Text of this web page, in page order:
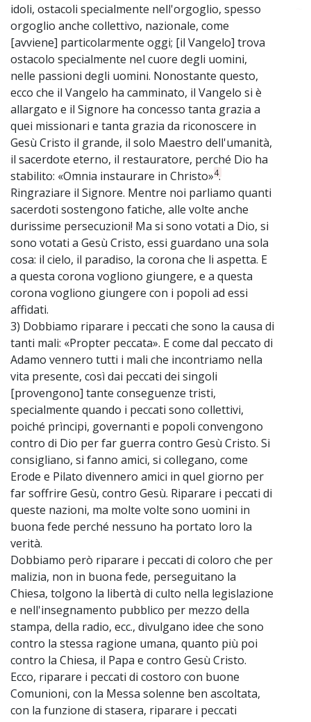
idoli, ostacoli specialmente nell'orgoglio, spesso
orgoglio anche collettivo, nazionale, come
[avviene] particolarmente oggi; [il Vangelo] trova
ostacolo specialmente nel cuore degli uomini,
nelle passioni degli uomini. Nonostante questo,
ecco che il Vangelo ha camminato, il Vangelo si è
allargato e il Signore ha concesso tanta grazia a
quei missionari e tanta grazia da riconoscere in
Gesù Cristo il grande, il solo Maestro dell'umanità,
il sacerdote eterno, il restauratore, perché Dio ha
stabilito: «Omnia instaurare in Christo»4.
Ringraziare il Signore. Mentre noi parliamo quanti
sacerdoti sostengono fatiche, alle volte anche
durissime persecuzioni! Ma si sono votati a Dio, si
sono votati a Gesù Cristo, essi guardano una sola
cosa: il cielo, il paradiso, la corona che li aspetta. E
a questa corona vogliono giungere, e a questa
corona vogliono giungere con i popoli ad essi
affidati.
3) Dobbiamo riparare i peccati che sono la causa di
tanti mali: «Propter peccata». E come dal peccato di
Adamo vennero tutti i mali che incontriamo nella
vita presente, così dai peccati dei singoli
[provengono] tante conseguenze tristi,
specialmente quando i peccati sono collettivi,
poiché prìncipi, governanti e popoli convengono
contro di Dio per far guerra contro Gesù Cristo. Si
consigliano, si fanno amici, si collegano, come
Erode e Pilato divennero amici in quel giorno per
far soffrire Gesù, contro Gesù. Riparare i peccati di
queste nazioni, ma molte volte sono uomini in
buona fede perché nessuno ha portato loro la
verità.
Dobbiamo però riparare i peccati di coloro che per
malizia, non in buona fede, perseguitano la
Chiesa, tolgono la libertà di culto nella legislazione
e nell'insegnamento pubblico per mezzo della
stampa, della radio, ecc., divulgano idee che sono
contro la stessa ragione umana, quanto più poi
contro la Chiesa, il Papa e contro Gesù Cristo.
Ecco, riparare i peccati di costoro con buone
Comunioni, con la Messa solenne ben ascoltata,
con la funzione di stasera, riparare i peccati